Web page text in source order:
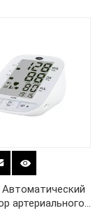
Автоматический
артериального